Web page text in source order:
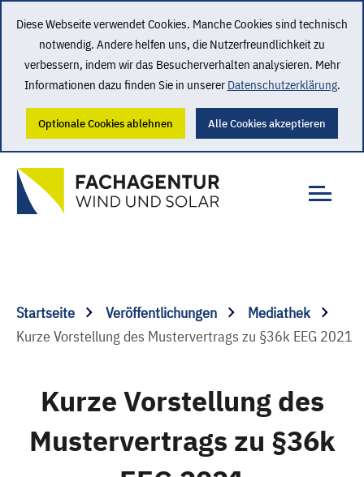
Diese Webseite verwendet Cookies. Manche Cookies sind technisch
notwendig. Andere helfen uns, die Nutzerfreundlichkeit zu
verbessern, indem wir das Besucherverhalten analysieren. Mehr
Informationen dazu finden Sie in unserer Datenschutzerklärung.
Optionale Cookies ablehnen Alle Cookies akzeptieren
Startseite Veröffentlichungen
Mediathek
Kurze Vorstellung des Mustervertrags zu §36k EEG 2021
Kurze Vorstellung des
Mustervertrags zu §36k